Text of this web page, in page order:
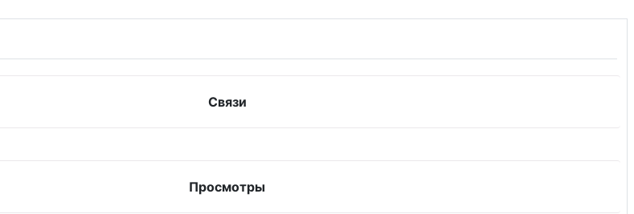
Связи
Просмотры